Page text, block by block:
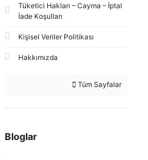
Tüketici Hakları – Cayma – İptal
İade Koşulları
Kişisel Veriler Politikası
Hakkımızda
Tüm Sayfalar
Bloglar